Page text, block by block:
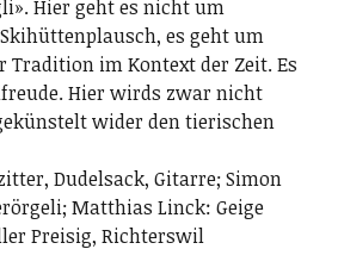
Hier geht es nicht um
es geht um
Tradition im Kontext der Zeit. Es
Hier wirds zwar nicht
wider den tierischen
Dudelsack, Gitarre; ­Simon
Matthias Linck: Geige
Preisig, Richterswil